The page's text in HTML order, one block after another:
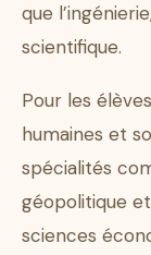
que
scientifique.
Pour les
humaines et
spécialités
géopolitique
sciences